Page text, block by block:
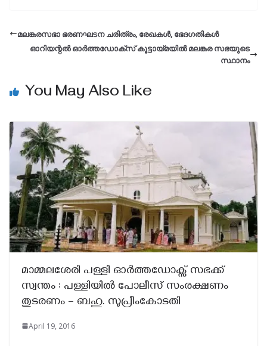
മലങ്കരസഭാ ഭരണഘടന ചരിത്രം, രേഖകൾ, ഭേദഗതികൾ
ഓറിയന്റൽ ഓർത്തഡോക്സ് കൂട്ടായ്മയിൽ മലങ്കര സഭയുടെ
സ്ഥാനം
You May Also Like
മാമ്മലശേരി പള്ളി ഓർത്തഡോക്സ് സഭക്ക്
സ്വന്തം : പള്ളിയിൽ പോലീസ് സംരക്ഷണം
തുടരണം – ബഹു. സുപ്രീംകോടതി
April 19, 2016